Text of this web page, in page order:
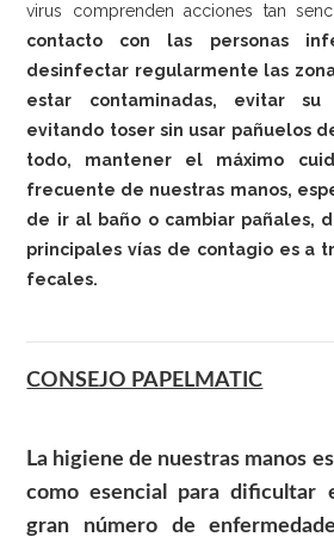
virus comprenden acciones tan
contacto con las personas
desinfectar regularmente las
estar contaminadas, evitar su
evitando toser sin usar pañuelos
todo, mantener el máximo
frecuente de nuestras manos,
de ir al baño o cambiar pañales,
principales vías de contagio es a
fecales.
CONSEJO PAPELMATIC
La higiene de nuestras manos
como esencial para dificultar
gran número de